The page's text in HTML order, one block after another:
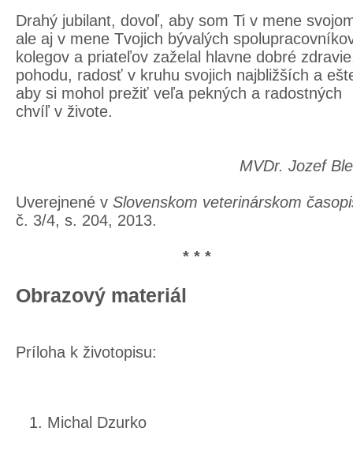
Drahý jubilant, dovoľ, aby som Ti v mene
ale aj v mene Tvojich bývalých
kolegov a priateľov zaželal hlavne dobré
pohodu, radosť v kruhu svojich najbližších a
aby si mohol prežiť veľa pekných a radostných
chvíľ v živote.
MVDr. Jozef
Uverejnené v Slovenskom veterinárskom
č. 3/4, s. 204, 2013.
* * *
Obrazový materiál
Príloha k životopisu:
Michal Dzurko